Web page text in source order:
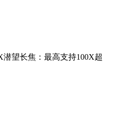
望长焦：最高支持100X超